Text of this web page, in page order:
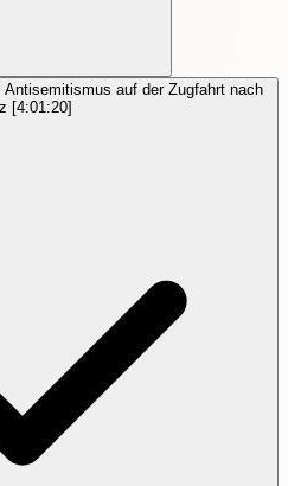
auf der Zugfahrt nach
[4:01:20]